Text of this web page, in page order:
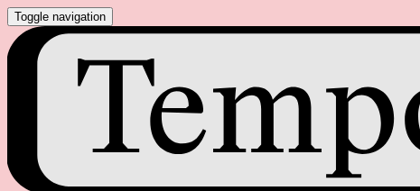
Toggle navigation